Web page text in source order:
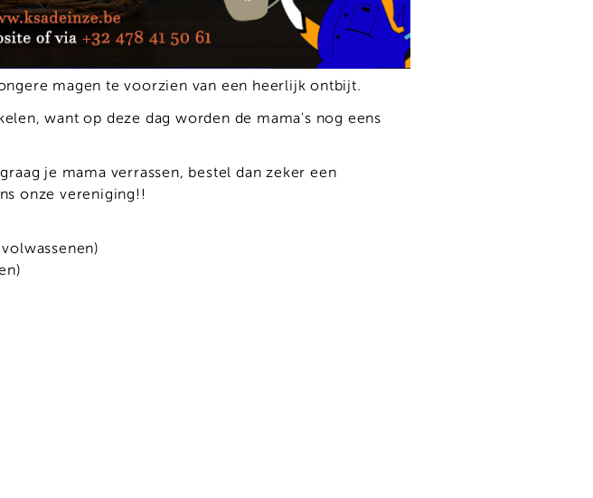
magen te voorzien van een heerlijk ontbijt.
want op deze dag worden de mama's nog eens
je mama verrassen, bestel dan zeker een
onze vereniging!!